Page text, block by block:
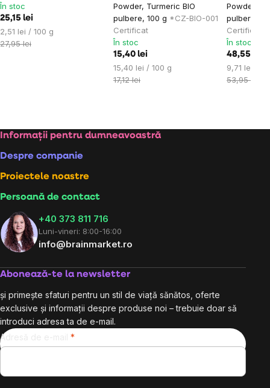
În stoc
25,15 lei
Evaluare
preţ:
2,51 lei / 100 g
27,95 lei
Powder, Turmeric BIO
pulbere, 100 g *CZ-BIO-001
Certificat
În stoc
15,40 lei
Evaluare
preţ:
15,40 lei / 100 g
17,12 lei
Powder,
pulbere,
Certificat
În stoc
48,55 lei
Evaluare
preţ:
9,71 lei /
53,95 lei
Subsol
Informații pentru dumneavoastră
Despre companie
Proiectele noastre
Persoană de contact
+40 373 811 716
Luni-vineri: 8:00-16:00
info@brainmarket.ro
Abonează-te la newsletter
și primește sfaturi pentru un stil de viață sănătos, oferte
exclusive și informații despre produse noi – trebuie doar să
introduci adresa ta de e-mail.
Adresă de e-mail